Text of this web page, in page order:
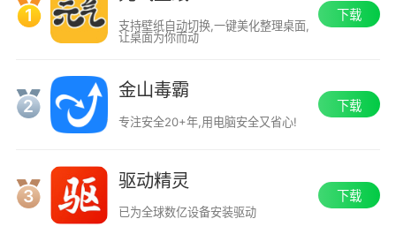
1
支持壁纸自动切换,一键美化整理桌面,
让桌面为你而动
下载
2
金山毒霸
专注安全20+年,用电脑安全又省心!
下载
3
驱动精灵
已为全球数亿设备安装驱动
下载